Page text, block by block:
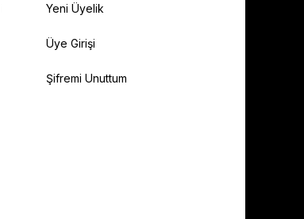
Yeni Üyelik
Üye Girişi
Şifremi Unuttum